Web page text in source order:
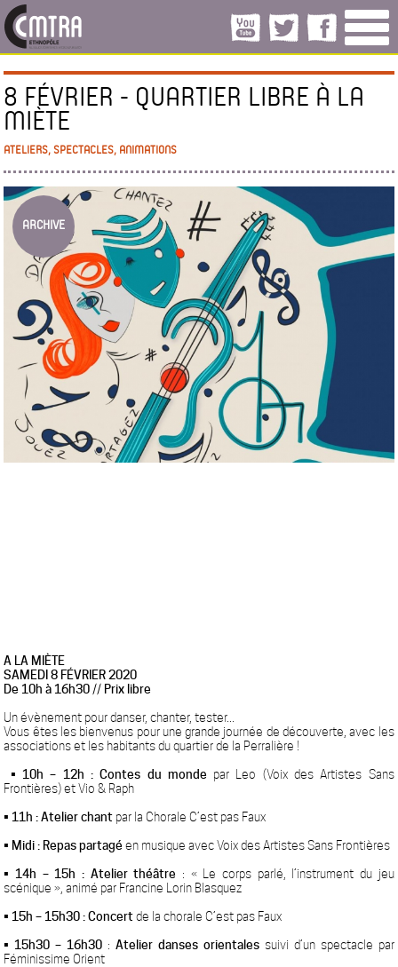
8 FÉVRIER - QUARTIER LIBRE À LA
MIÈTE
ATELIERS, SPECTACLES, ANIMATIONS
ARCHIVE
A LA MIÈTE
SAMEDI 8 FÉVRIER 2020
De 10h à 16h30 // Prix libre
Un évènement pour danser, chanter, tester...
Vous êtes les bienvenus pour une grande journée de découverte, avec les
associations et les habitants du quartier de la Perralière !
• 10h – 12h : Contes du monde par Leo (Voix des Artistes Sans
Frontières) et Vio & Raph
• 11h : Atelier chant par la Chorale C’est pas Faux
• Midi : Repas partagéen musique avec Voix des Artistes Sans Frontières
• 14h – 15h : Atelier théâtre : « Le corps parlé, l’instrument du jeu
scénique », animé par Francine Lorin Blasquez
• 15h – 15h30 :Concertde la chorale C’est pas Faux
• 15h30 – 16h30 :Atelier danses orientales suivi d’un spectacle par
Féminissime Orient